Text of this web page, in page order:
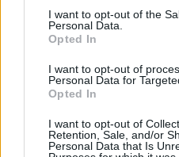
consent section.
I want to opt-out of the
Personal Data.
Opted In
I want to opt-out of
Personal Data for
Opted In
I want to opt-out of
Retention, Sale, and/or
Personal Data that Is
χώρες που καταγράφουν
βίωσαν κατάρρευση των
εσόδων, κυρίως εξαιτίας
ΜΚΟ.
«Καμπανάκι» από Oxfam